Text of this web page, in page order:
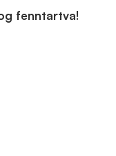
fenntartva!